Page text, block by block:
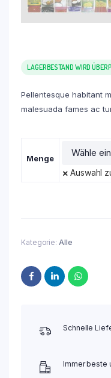
LAGERBESTAND WIRD
Pellentesque habitant
malesuada fames ac
Menge
Auswahl
Kategorie: Alle
Schnelle
Immer beste